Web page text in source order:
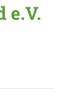
e.V.